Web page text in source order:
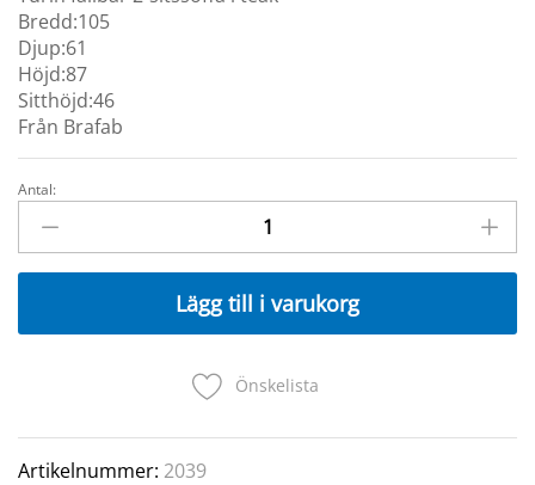
Bredd:105
Djup:61
Höjd:87
Sitthöjd:46
Från Brafab
TURIN
Soffa
105cm
Antal:
Lägg till i varukorg
Önskelista
Artikelnummer: 2039